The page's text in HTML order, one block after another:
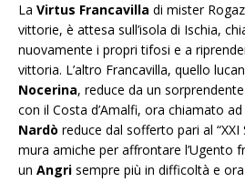
La Virtus Francavilla di mister
vittorie, è attesa sull’isola di Ischia,
nuovamente i propri tifosi e a
vittoria. L’altro Francavilla, quello
Nocerina, reduce da un
con il Costa d’Amalfi, ora chiamato
Nardò reduce dal sofferto pari al
mura amiche per affrontare l’Ugento
un Angri sempre più in difficoltà e